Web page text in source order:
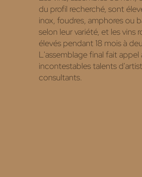
du profil recherché, sont
inox, foudres, amphores ou
selon leur variété, et les vins
élevés pendant 18 mois à
L'assemblage final fait appel
incontestables talents
consultants.